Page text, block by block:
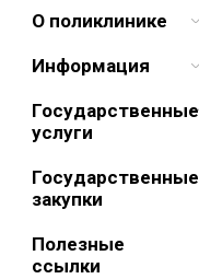
О поликлинике
Информация
Государственные
услуги
Государственные
закупки
Полезные
ссылки